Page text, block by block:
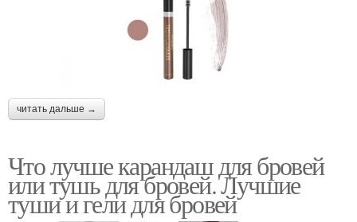
читать дальше →
Что лучше карандаш для бровей
или тушь для бровей. Лучшие
туши и гели для бровей